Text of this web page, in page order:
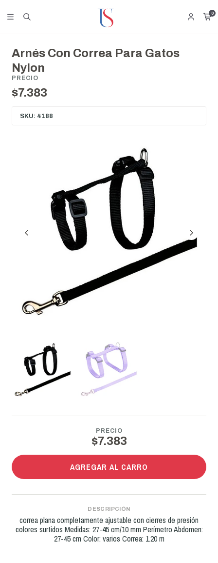
0
Arnés Con Correa Para Gatos
Nylon
PRECIO
$7.383
SKU: 4188
PRECIO
$7.383
AGREGAR AL CARRO
DESCRIPCIÓN
correa plana completamente ajustable con cierres de presión
colores surtidos Medidas: 27-45 cm/10 mm Perímetro Abdomen:
27-45 cm Color: varios Correa: 1.20 m